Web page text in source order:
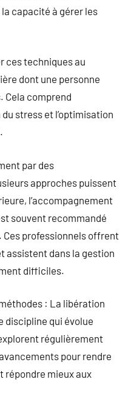
capacité à gérer les
ces techniques au
dont une personne
Cela comprend
stress et l’optimisation
par des
approches puissent
l’accompagnement
souvent recommandé
Ces professionnels offrent
assistent dans la gestion
difficiles.
: La libération
discipline qui évolue
régulièrement
pour rendre
mieux aux